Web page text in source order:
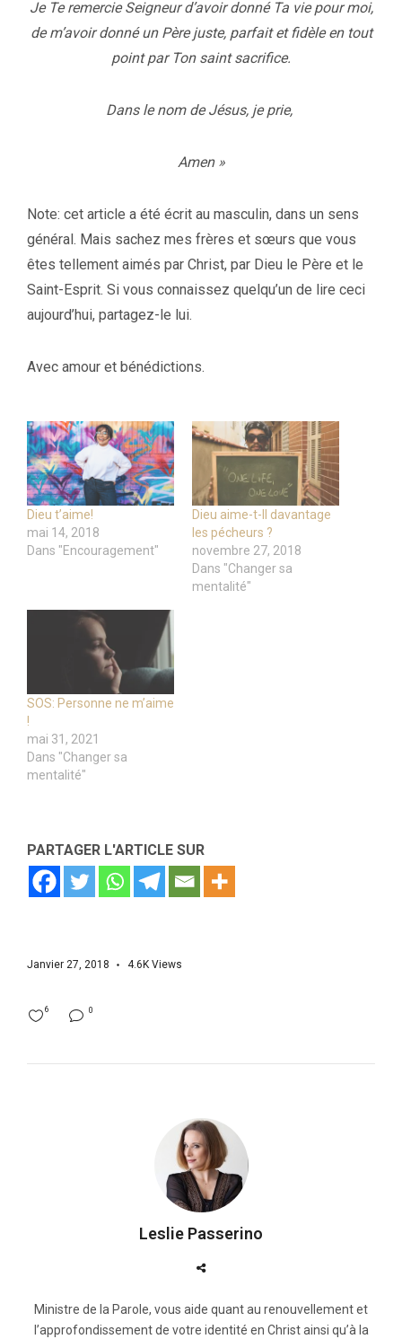
Je Te remercie Seigneur d’avoir donné Ta vie pour moi,
de m’avoir donné un Père juste, parfait et fidèle en tout
point par Ton saint sacrifice.
Dans le nom de Jésus, je prie,
Amen »
Note: cet article a été écrit au masculin, dans un sens
général. Mais sachez mes frères et sœurs que vous
êtes tellement aimés par Christ, par Dieu le Père et le
Saint-Esprit. Si vous connaissez quelqu’un de lire ceci
aujourd’hui, partagez-le lui.
Avec amour et bénédictions.
Dieu t’aime!
mai 14, 2018
Dans "Encouragement"
Dieu aime-t-Il davantage
les pécheurs ?
novembre 27, 2018
Dans "Changer sa
mentalité"
SOS: Personne ne m’aime
!
mai 31, 2021
Dans "Changer sa
mentalité"
PARTAGER L'ARTICLE SUR
Janvier 27, 2018 4.6K Views
0
6
Leslie Passerino
Ministre de la Parole, vous aide quant au renouvellement et
l’approfondissement de votre identité en Christ ainsi qu’à la